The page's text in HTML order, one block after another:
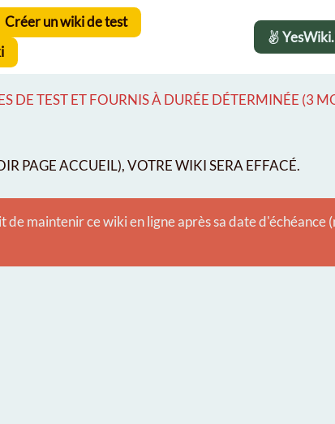
Créer un wiki de test
DE TEST ET FOURNIS À DURÉE DÉTERMINÉE (3
PAGE ACCUEIL), VOTRE WIKI SERA EFFACÉ.
maintenir ce wiki en ligne après sa date d'échéance